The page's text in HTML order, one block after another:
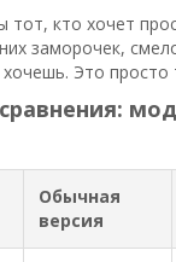
кто хочет
заморочек,
хочешь. Это просто
Обычная
версия